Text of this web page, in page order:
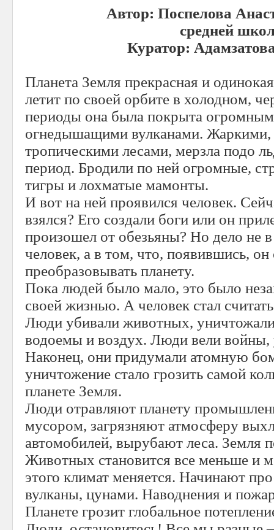
Автор: Поспелова
средней
Куратор:
Планета Земля прекрасная и
летит по своей орбите в холодном,
периоды она была покрыта
огнедышащими вулканами.
тропическими лесами, мерзла подо
период. Бродили по ней огромные,
тигры и лохматые мамонты.
И вот на ней проявился человек.
взялся? Его создали боги или он
произошел от обезьяны? Но дело не в
человек, а в том, что, появившись, он
преобразовывать планету.
Пока людей было мало, это было
своей жизнью. А человек стал
Люди убивали животных, уничтожали
водоемы и воздух. Люди вели войны,
Наконец, они придумали атомную
уничтожение стало грозить самой
планете Земля.
Люди отравляют планету
мусором, загрязняют атмосферу
автомобилей, вырубают леса. Земля
Животных становится все меньше и
этого климат меняется. Начинают
вулканы, цунами. Наводнения и
Планете грозит глобальное